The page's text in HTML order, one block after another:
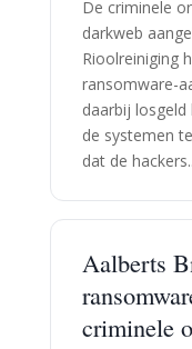
De criminele
darkweb
Rioolreiniging
ransomware-
daarbij
de systemen
dat de
Aalberts
criminele